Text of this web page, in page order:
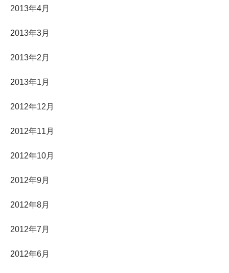
2013年4月
2013年3月
2013年2月
2013年1月
2012年12月
2012年11月
2012年10月
2012年9月
2012年8月
2012年7月
2012年6月